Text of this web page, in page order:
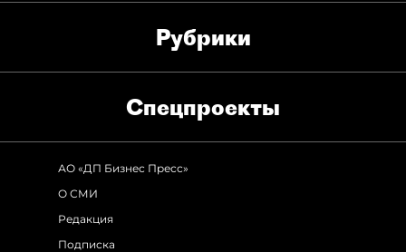
Рубрики
Спец­проекты
АО «ДП Бизнес Пресс»
О СМИ
Редакция
Подписка